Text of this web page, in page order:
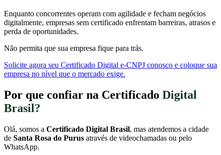
Enquanto concorrentes operam com agilidade e fecham negócios
digitalmente, empresas sem certificado enfrentam barreiras, atrasos e
perda de oportunidades.
Não permita que sua empresa fique para trás.
Solicite agora seu Certificado Digital e-CNPJ conosco e coloque sua
empresa no nível que o mercado exige.
Por que confiar na Certificado Digital
Brasil?
Olá, somos a Certificado Digital Brasil, mas atendemos a cidade
de Santa Rosa do Purus através de videochamadas ou pelo
WhatsApp.